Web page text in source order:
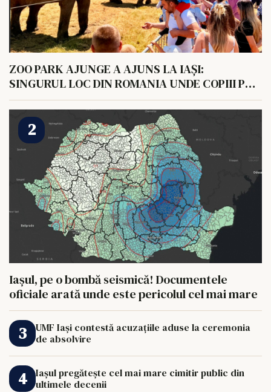
ZOO PARK AJUNGE A AJUNS LA IAȘI:
SINGURUL LOC DIN ROMANIA UNDE COPIII POT
HRANI UN ELEFANT
Iașul, pe o bombă seismică! Documentele
oficiale arată unde este pericolul cel mai mare
UMF Iași contestă acuzațiile aduse la ceremonia
de absolvire
Iașul pregătește cel mai mare cimitir public din
ultimele decenii